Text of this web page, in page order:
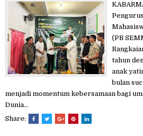
(PB
tahun
anak
bulan
menjadi momentum kebersamaan bagi
Dunia...
Share: